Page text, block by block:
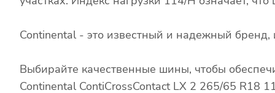
Continental - это известный и надежный
Выбирайте качественные шины, чтобы
Continental ContiCrossContact LX 2 265/65 R18